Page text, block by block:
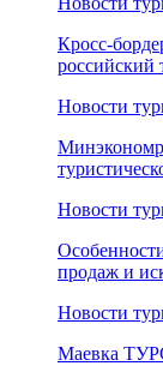
Кросс-
российский
Новости
Новости
продаж и
Новости
Маевка